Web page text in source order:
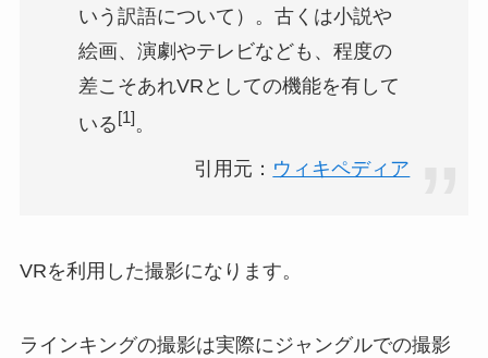
いう訳語について）。古くは小説や
絵画、演劇やテレビなども、程度の
差こそあれVRとしての機能を有して
いる[1]。
引用元： ウィキペディア
VRを利用した撮影になります。
ラインキングの撮影は実際にジャングルでの撮影